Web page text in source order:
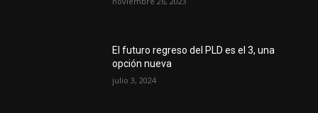
El futuro regreso del PLD es el 3, una
opción nueva
julio 3, 2024